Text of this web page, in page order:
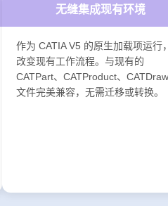
无缝集成现有环境
作为 CATIA V5 的原生加载项运行
改变现有工作流程。与现有的
CATPart、CATProduct、
文件完美兼容，无需迁移或转换。